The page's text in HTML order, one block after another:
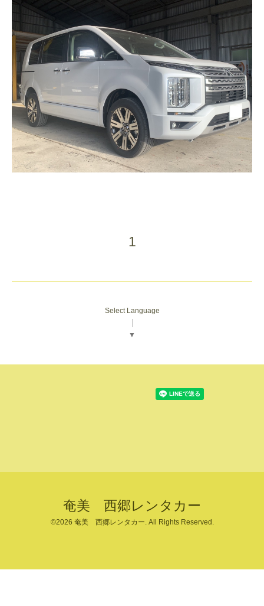
1
Select Language
▼
奄美 西郷レンタカー
©2026 奄美 西郷レンタカー. All Rights Reserved.